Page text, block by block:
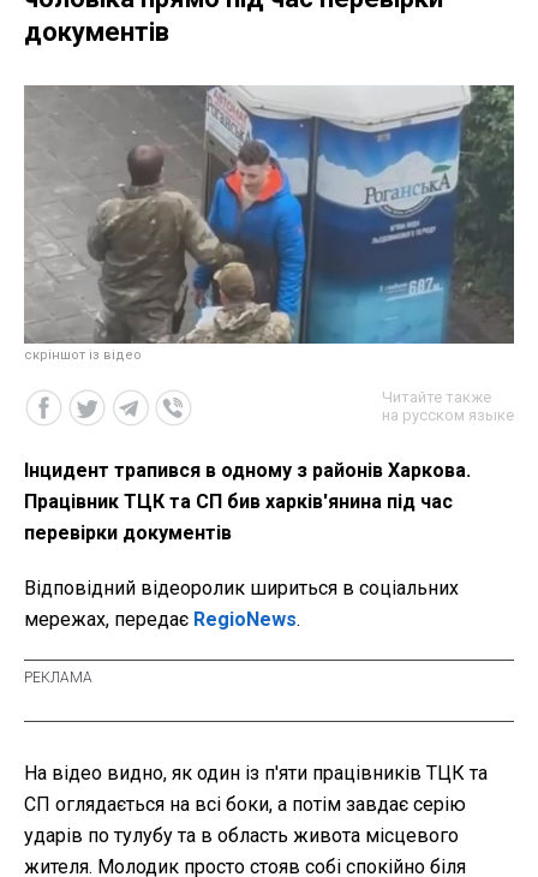
документів
скріншот із відео
Читайте также
на русском языке
Інцидент трапився в одному з районів Харкова.
Працівник ТЦК та СП бив харків'янина під час
перевірки документів
Відповідний відеоролик шириться в соціальних
мережах, передає RegioNews.
На відео видно, як один із п'яти працівників ТЦК та
СП оглядається на всі боки, а потім завдає серію
ударів по тулубу та в область живота місцевого
жителя. Молодик просто стояв собі спокійно біля